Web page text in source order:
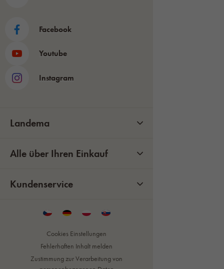
Facebook
Youtube
Instagram
Landema
Alle über Ihren Einkauf
Kundenservice
Cookies Einstellungen
Fehlerhaften Inhalt melden
Zustimmung zur Verarbeitung von